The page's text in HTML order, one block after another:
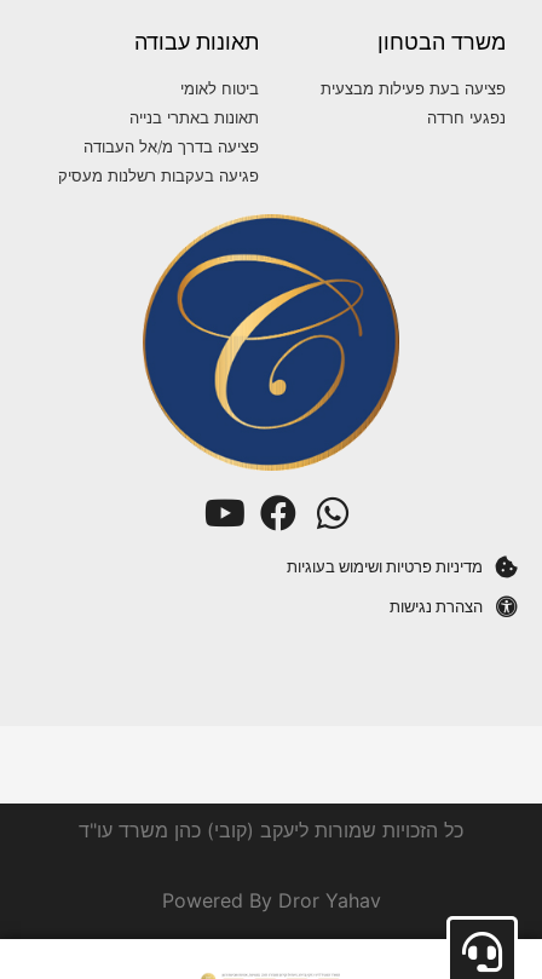
משרד הבטחון
פציעה בעת פעילות מבצעית
נפגעי חרדה
תאונות עבודה
ביטוח לאומי
תאונות באתרי בנייה
פציעה בדרך מ/אל העבודה
פגיעה בעקבות רשלנות מעסיק
מדיניות פרטיות ושימוש בעוגיות
הצהרת נגישות
כל הזכויות שמורות ליעקב (קובי) כהן משרד עו"ד
Powered By Dror Yahav